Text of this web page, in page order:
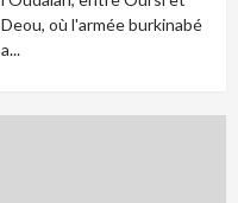
Deou, où l'armée burkinabé
a...